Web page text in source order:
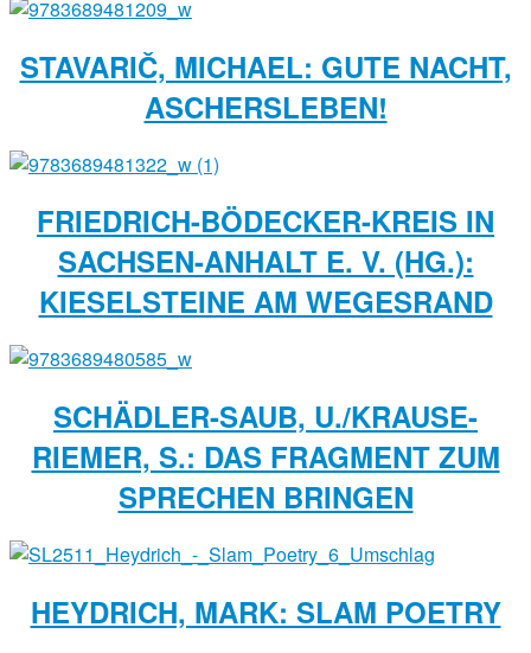
STAVARIČ, MICHAEL: GUTE NACHT,
ASCHERSLEBEN!
FRIEDRICH-BÖDECKER-KREIS IN
SACHSEN-ANHALT E. V. (HG.):
KIESELSTEINE AM WEGESRAND
SCHÄDLER-SAUB, U./KRAUSE-
RIEMER, S.: DAS FRAGMENT ZUM
SPRECHEN BRINGEN
HEYDRICH, MARK: SLAM POETRY